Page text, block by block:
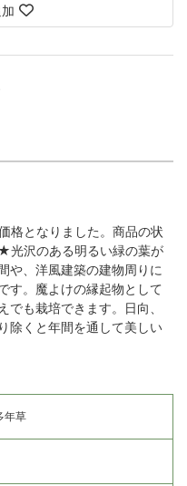
格となりました。商品の状
光沢のある明るい緑の葉が
や、洋風建築の建物周りに
す。魔よけの縁起物として
も栽培できます。日向、
除くと年間を通して美しい
年草